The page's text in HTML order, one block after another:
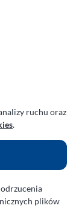
ruchu oraz
.
plików